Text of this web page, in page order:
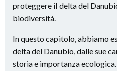
proteggere il delta del
biodiversità.
In questo capitolo, abbiamo
delta del Danubio, dalle sue
storia e importanza